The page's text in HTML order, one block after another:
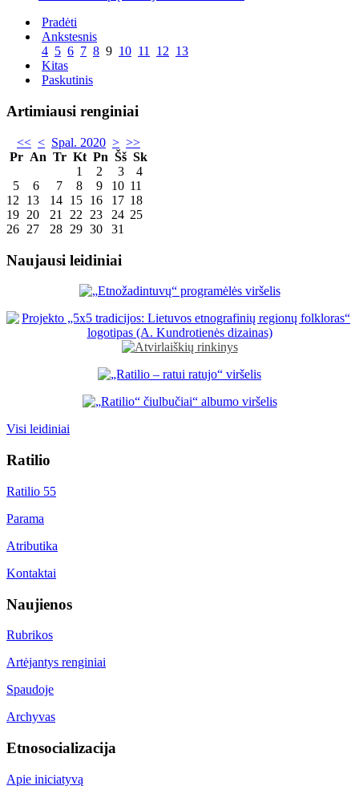
Pradėti
Ankstesnis
4 5 6 7 8 9 10 11 12 13
Kitas
Paskutinis
Artimiausi renginiai
<< < Spal. 2020 > >>
Pr An Tr Kt Pn Šš Sk
1
2 3
4
5
6 7 8 9 10 11
12
13 14 15 16 17 18
19 20 21 22 23 24 25
26 27 28 29 30 31
Naujausi leidiniai
Visi leidiniai
Ratilio
Ratilio 55
Parama
Atributika
Kontaktai
Naujienos
Rubrikos
Artėjantys renginiai
Spaudoje
Archyvas
Etnosocializacija
Apie iniciatyvą